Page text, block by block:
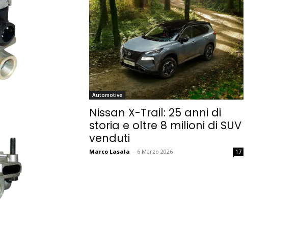
Automotive
Nissan X-Trail: 25 anni di
storia e oltre 8 milioni di SUV
venduti
Marco Lasala - 6 Marzo 2026 17